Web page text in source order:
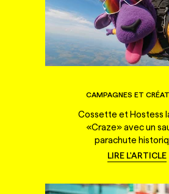
CAMPAGNES ET
Cossette et Hostess
«Craze» avec un
parachute
LIRE L'ARTICLE